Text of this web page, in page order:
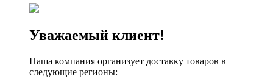
Уважаемый клиент!
Наша компания организует доставку товаров в
следующие регионы: